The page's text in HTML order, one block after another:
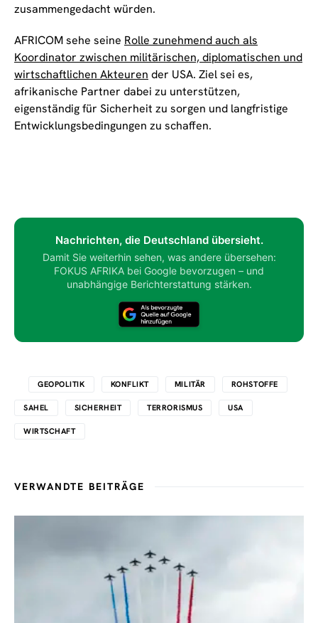
zusammengedacht würden.
AFRICOM sehe seine Rolle zunehmend auch als
Koordinator zwischen militärischen, diplomatischen und
wirtschaftlichen Akteuren der USA. Ziel sei es,
afrikanische Partner dabei zu unterstützen,
eigenständig für Sicherheit zu sorgen und langfristige
Entwicklungsbedingungen zu schaffen.
Nachrichten, die Deutschland übersieht.
Damit Sie weiterhin sehen, was andere übersehen:
FOKUS AFRIKA bei Google bevorzugen – und
unabhängige Berichterstattung stärken.
GEOPOLITIK KONFLIKT MILITÄR ROHSTOFFE
SAHEL SICHERHEIT TERRORISMUS USA
WIRTSCHAFT
VERWANDTE BEITRÄGE